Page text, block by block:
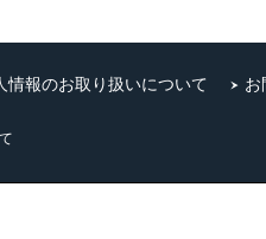
情報のお取り扱いについて お